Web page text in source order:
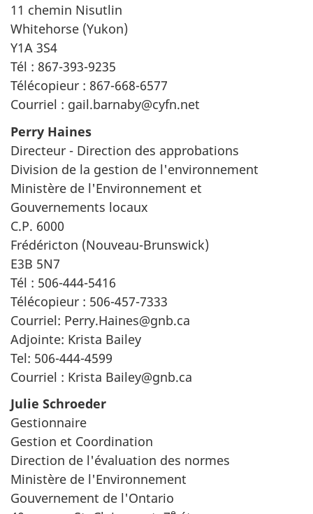
11 chemin Nisutlin
Whitehorse (Yukon)
Y1A 3S4
Tél : 867-393-9235
Télécopieur : 867-668-6577
Courriel : gail.barnaby@cyfn.net
Perry Haines
Directeur - Direction des approbations
Division de la gestion de l'environnement
Ministère de l'Environnement et
Gouvernements locaux
C.P. 6000
Frédéricton (Nouveau-Brunswick)
E3B 5N7
Tél : 506-444-5416
Télécopieur : 506-457-7333
Courriel: Perry.Haines@gnb.ca
Adjointe: Krista Bailey
Tel: 506-444-4599
Courriel : Krista Bailey@gnb.ca
Julie Schroeder
Gestionnaire
Gestion et Coordination
Direction de l'évaluation des normes
Ministère de l'Environnement
Gouvernement de l'Ontario